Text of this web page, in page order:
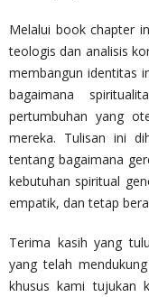
Melalui book chapter
teologis dan analisis
membangun identitas
bagaimana
pertumbuhan yang
mereka. Tulisan ini
tentang bagaimana
kebutuhan spiritual
empatik, dan tetap
Terima kasih yang
yang telah
khusus kami tujukan